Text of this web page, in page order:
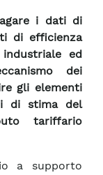
i dati di
di efficienza
ed
dei
gli elementi
di stima del
tariffario
a supporto